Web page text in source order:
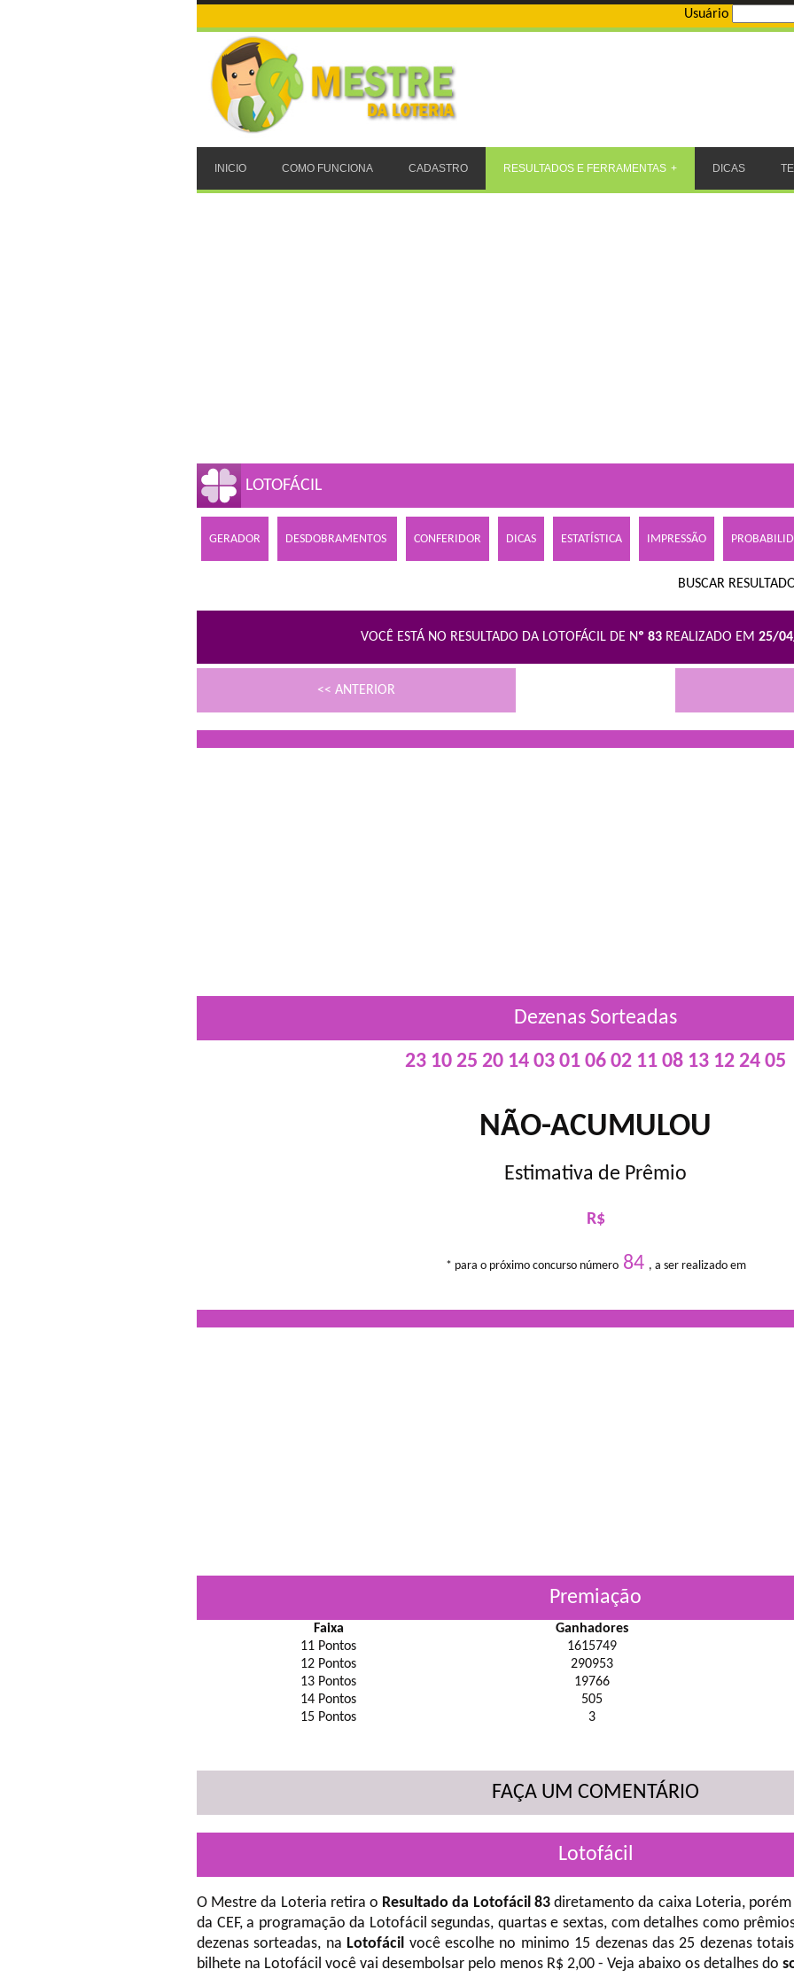
Usuário
INICIO COMO FUNCIONA CADASTRO RESULTADOS E FERRAMENTAS DICAS
LOTOFÁCIL
GERADOR DESDOBRAMENTOS CONFERIDOR DICAS ESTATÍSTICA IMPRESSÃO
BUSCAR
VOCÊ ESTÁ NO RESULTADO DA LOTOFÁCIL DE Nº 83 REALIZADO EM 25/
<< ANTERIOR
Dezenas Sorteadas
23 10 25 20 14 03 01 06 02 11 08 13 12 24 05
NÃO-ACUMULOU
Estimativa de Prêmio
R$
* para o próximo concurso número84 , a ser realizado em
Premiação
Faixa Ganhadores
11 Pontos
1615749
12 Pontos
290953
13 Pontos
19766
14 Pontos
505
15 Pontos
3
FAÇA UM COMENTÁRIO
Lotofácil
O Mestre da Loteria retira o Resultado da Lotofácil 83diretamento da caixa Loteria,
da CEF, a programação da Lotofácil segundas, quartas e sextas, com detalhes como
dezenas sorteadas, na Lotofácil você escolhe no minimo 15 dezenas das 25 dezenas
bilhete na Lotofácil você vai desembolsar pelo menos R$ 2,00 - Veja abaixo os detalhes do